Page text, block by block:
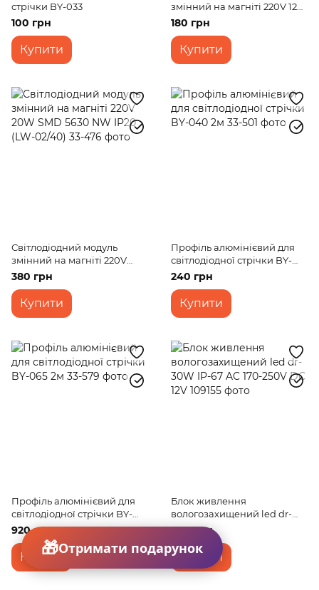
стрічки BY-033
100 грн
Купити
змінний на магніті 220V 12W
SMD 5730 WW IP20 (LW-
03/24)
180 грн
Купити
Світлодіодний модуль
змінний на магніті 220V
20W SMD 5630 NW IP20 (LW-
02/40)
380 грн
Купити
Профіль алюмінієвий для
світлодіодної стрічки BY-
040 2м
240 грн
Купити
Профіль алюмінієвий для
світлодіодної стрічки BY-
065 2м
920 грн
Купити
Блок живлення
вологозахищений led dr-
30W IP-67 AC 170-250V DC
770 грн
Купити
Отримати подарунок